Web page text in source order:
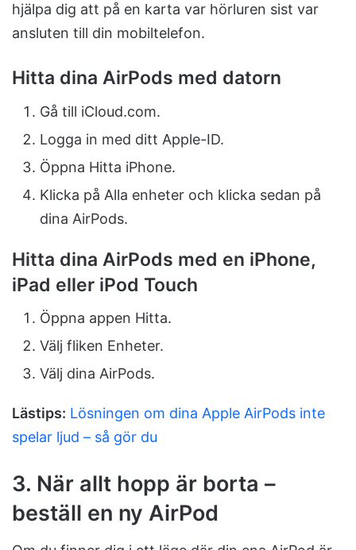
hjälpa dig att på en karta var hörluren sist var
ansluten till din mobiltelefon.
Hitta dina AirPods med datorn
Gå till iCloud.com.
Logga in med ditt Apple-ID.
Öppna Hitta iPhone.
Klicka på Alla enheter och klicka sedan på
dina AirPods.
Hitta dina AirPods med en iPhone,
iPad eller iPod Touch
Öppna appen Hitta.
Välj fliken Enheter.
Välj dina AirPods.
Lästips: Lösningen om dina Apple AirPods inte
spelar ljud – så gör du
3. När allt hopp är borta –
beställ en ny AirPod